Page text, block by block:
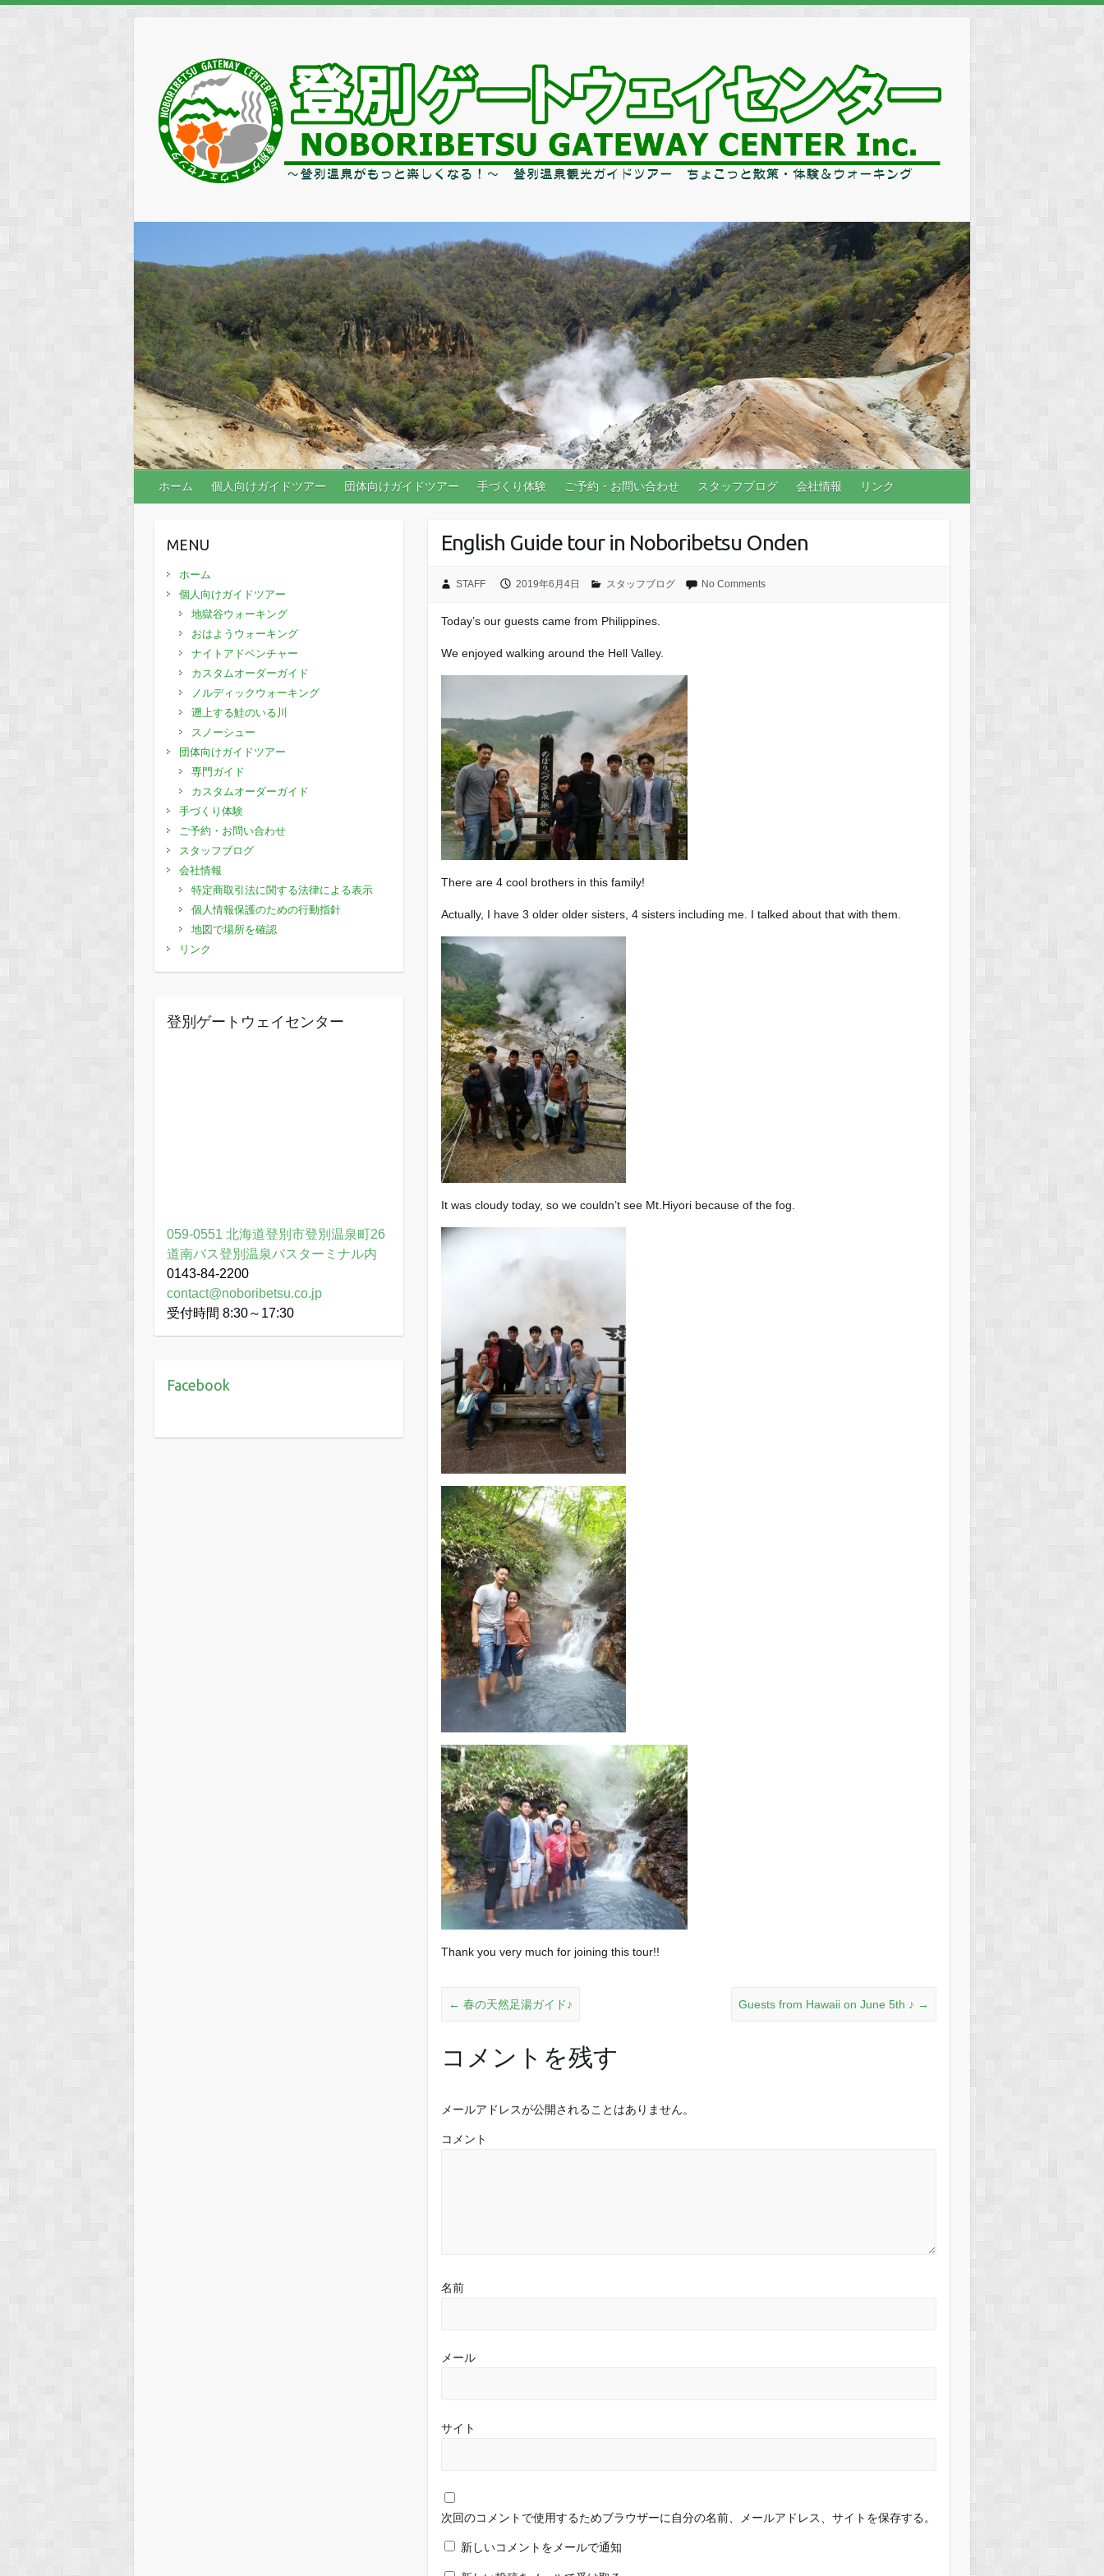
ホーム 個人向けガイドツアー 団体向けガイドツアー 手づくり体験 ご予約・お問い合わせ スタッフブログ 会社情報 リンク
English Guide tour in Noboribetsu Onden
STAFF 2019年6月4日 スタッフブログ No Comments
Today’s our guests came from Philippines.
We enjoyed walking around the Hell Valley.
There are 4 cool brothers in this family!
Actually, I have 3 older older sisters, 4 sisters including me. I talked about that with them.
It was cloudy today, so we couldn’t see Mt.Hiyori because of the fog.
Thank you very much for joining this tour!!
← 春の天然足湯ガイド♪ Guests from Hawaii on June 5th ♪ →
コメントを残す
メールアドレスが公開されることはありません。
コメント
名前
メール
サイト
次回のコメントで使用するためブラウザーに自分の名前、メールアドレス、サイトを保存する。
新しいコメントをメールで通知
MENU
ホーム
個人向けガイドツアー
地獄谷ウォーキング
おはようウォーキング
ナイトアドベンチャー
カスタムオーダーガイド
ノルディックウォーキング
遡上する鮭のいる川
スノーシュー
団体向けガイドツアー
専門ガイド
カスタムオーダーガイド
手づくり体験
ご予約・お問い合わせ
スタッフブログ
会社情報
特定商取引法に関する法律による表示
個人情報保護のための行動指針
地図で場所を確認
リンク
登別ゲートウェイセンター
059-0551 北海道登別市登別温泉町26
道南バス登別温泉バスターミナル内
0143-84-2200
contact@noboribetsu.co.jp
受付時間 8:30～17:30
Facebook